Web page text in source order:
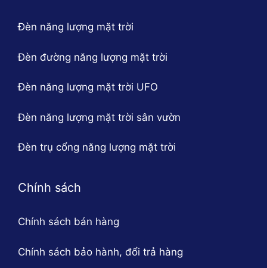
Đèn năng lượng mặt trời
Đèn đường năng lượng mặt trời
Đèn năng lượng mặt trời UFO
Đèn năng lượng mặt trời sân vườn
Đèn trụ cổng năng lượng mặt trời
Chính sách
Chính sách bán hàng
Chính sách bảo hành, đổi trả hàng